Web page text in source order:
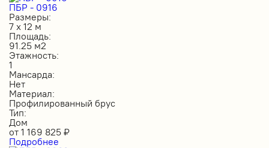
ПБР - 0916
Размеры:
7 х 12 м
Площадь:
91.25 м2
Этажность:
1
Мансарда:
Нет
Материал:
Профилированный брус
Тип:
Дом
от 1 169 825 ₽
Подробнее